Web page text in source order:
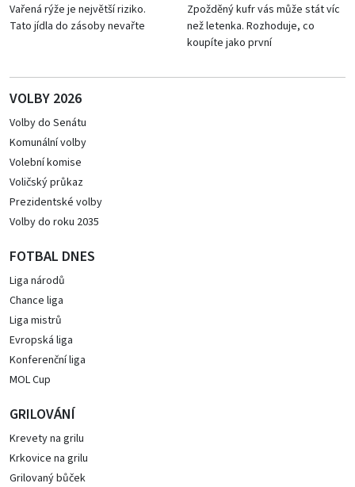
Vařená rýže je největší riziko.
Tato jídla do zásoby nevařte
Zpožděný kufr vás může stát víc
než letenka. Rozhoduje, co
koupíte jako první
VOLBY 2026
Volby do Senátu
Komunální volby
Volební komise
Voličský průkaz
Prezidentské volby
Volby do roku 2035
FOTBAL DNES
Liga národů
Chance liga
Liga mistrů
Evropská liga
Konferenční liga
MOL Cup
GRILOVÁNÍ
Krevety na grilu
Krkovice na grilu
Grilovaný bůček